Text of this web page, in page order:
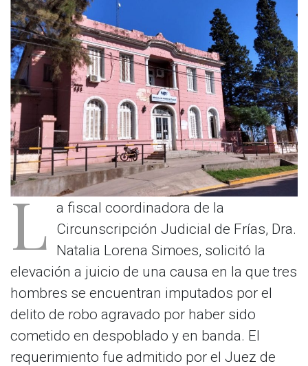
L a fiscal coordinadora de la
Circunscripción Judicial de Frías, Dra.
Natalia Lorena Simoes, solicitó la
elevación a juicio de una causa en la que tres
hombres se encuentran imputados por el
delito de robo agravado por haber sido
cometido en despoblado y en banda. El
requerimiento fue admitido por el Juez de